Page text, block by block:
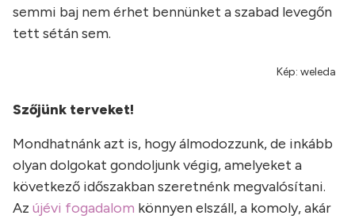
semmi baj nem érhet bennünket a szabad levegőn
tett sétán sem.
Kép: weleda
Szőjünk terveket!
Mondhatnánk azt is, hogy álmodozzunk, de inkább
olyan dolgokat gondoljunk végig, amelyeket a
következő időszakban szeretnénk megvalósítani.
Az újévi fogadalom könnyen elszáll, a komoly, akár